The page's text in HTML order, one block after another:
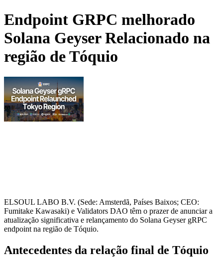
Endpoint GRPC melhorado
Solana Geyser Relacionado na
região de Tóquio
ELSOUL LABO B.V. (Sede: Amsterdã, Países Baixos; CEO:
Fumitake Kawasaki) e Validators DAO têm o prazer de anunciar a
atualização significativa e relançamento do Solana Geyser gRPC
endpoint na região de Tóquio.
Antecedentes da relação final de Tóquio